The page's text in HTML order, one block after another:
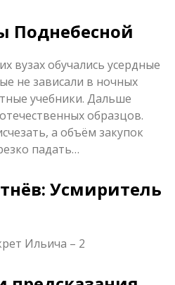
Поднебесной
вузах обучались усердные
не зависали в ночных
учебники. Дальше
образцов.
а объём закупок
падать…
Усмиритель
Ильича – 2